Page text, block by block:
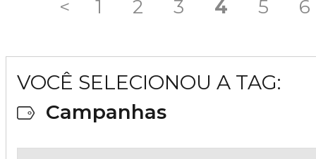
< 1 2 3 4 5 6
VOCÊ SELECIONOU A TAG:
Campanhas